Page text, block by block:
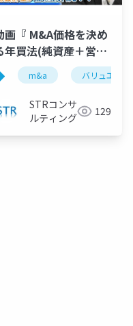
m&a価格 strコ
画『 M&A価格を決め
年買法(純資産＋営業
)のウソと実用性を公
会計士が徹底解説 』
で投影した資料
m&a バリュエー
STRコンサ
ルティング
129